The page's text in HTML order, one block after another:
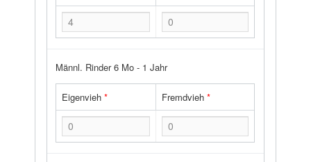
Männl. Rinder 6 Mo - 1 Jahr
Eigenvieh* Fremdvieh*